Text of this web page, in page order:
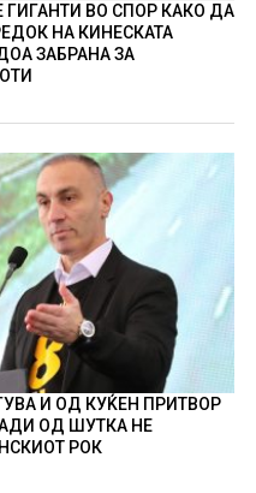
ГИГАНТИ ВО СПОР КАКО ДА
НА КИНЕСКАТА
ЗАБРАНА ЗА
И ОД КУЌЕН ПРИТВОР
ОД ШУТКА НЕ
РОК